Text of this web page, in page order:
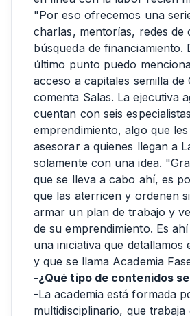
"Por eso ofrecemos una
charlas, mentorías, redes de
búsqueda de financiamiento.
último punto puedo
acceso a capitales semilla de
comenta Salas. La ejecutiva
cuentan con seis
emprendimiento, algo que
asesorar a quienes llegan a
solamente con una idea.
que se lleva a cabo ahí, es
que las aterricen y ordenen
armar un plan de trabajo y
de su emprendimiento. Es
una iniciativa que detallamos
y que se llama Academia
-¿Qué tipo de contenidos
-La academia está formada
multidisciplinario, que